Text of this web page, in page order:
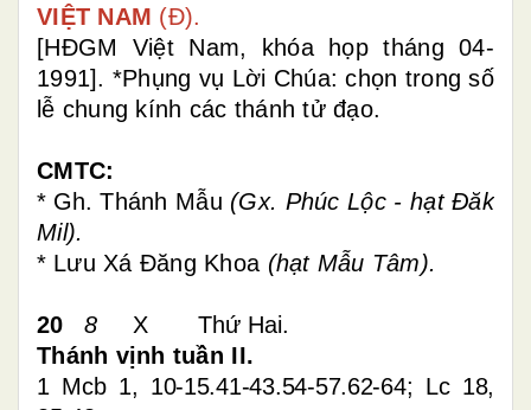
VIỆT NAM (Đ).
[HĐGM Việt Nam, khóa họp tháng 04-
1991]. *Phụng vụ Lời Chúa: chọn trong số
lễ chung kính các thánh tử đạo.
CMTC:
* Gh.Thánh Mẫu (Gx. Phúc Lộc - hạt Đăk
Mil).
* Lưu Xá Đăng Khoa (hạt Mẫu Tâm).
20 8 X Thứ Hai.
Thánh vịnh tuần II.
1 Mcb 1, 10-15.41-43.54-57.62-64; Lc 18,